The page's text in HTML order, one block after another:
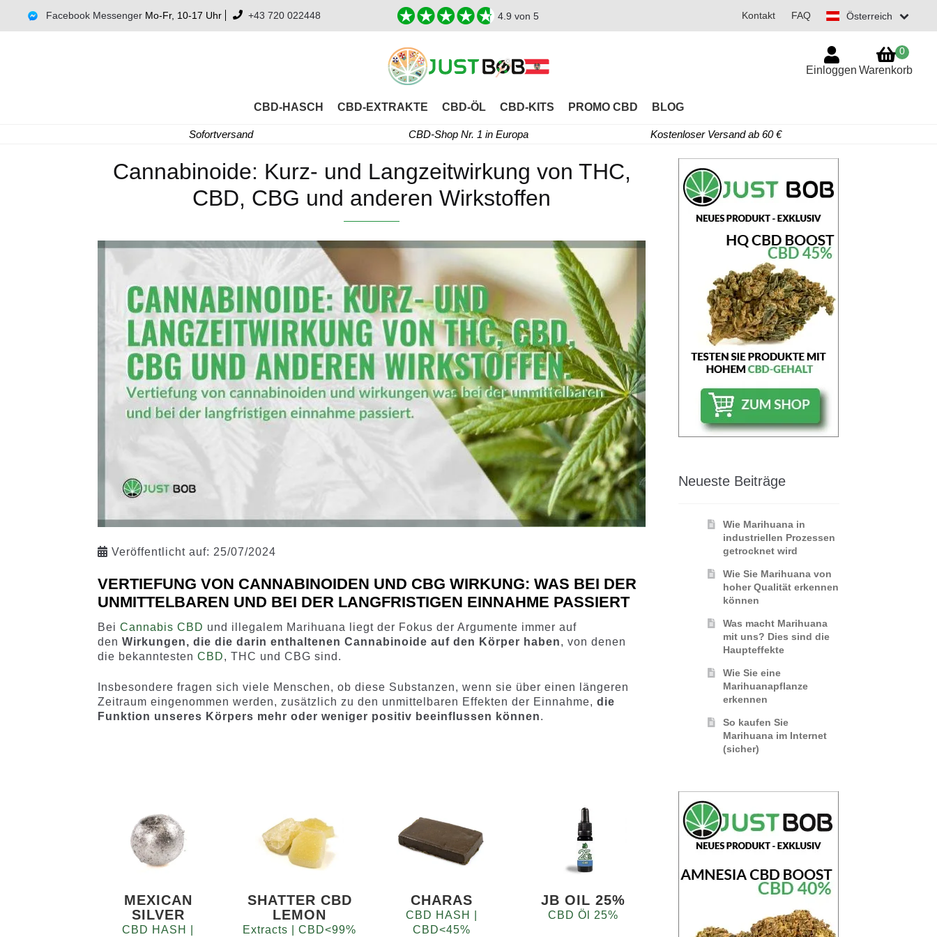
Facebook Messenger Mo-Fr, 10-17 Uhr +43 720 022448 4.9 von 5 Österreich
Kontakt FAQ
CBD-HASCH CBD-EXTRAKTE CBD-ÖL CBD-KITS PROMO CBD BLOG
Einloggen Warenkorb
0
Sofortversand CBD-Shop Nr. 1 in Europa Kostenloser Versand ab 60 €
Cannabinoide: Kurz- und Langzeitwirkung von THC,
CBD, CBG und anderen Wirkstoffen
Veröffentlicht auf: 25/07/2024
VERTIEFUNG VON CANNABINOIDEN UND CBG WIRKUNG: WAS BEI DER
UNMITTELBAREN UND BEI DER LANGFRISTIGEN EINNAHME PASSIERT
BeiCannabis CBD und illegalem Marihuana liegt der Fokus der Argumente immer auf
denWirkungen, die die darin enthaltenen Cannabinoide auf den Körper haben, von denen
die bekanntestenCBD, THC und CBG sind.
Insbesondere fragen sich viele Menschen, ob diese Substanzen, wenn sie über einen längeren
Zeitraum eingenommen werden, zusätzlich zu den unmittelbaren Effekten der Einnahme,die
Funktion unseres Körpers mehr oder weniger positiv beeinflussen können.
MEXICAN
SILVER
CBD HASH |
SHATTER CBD
LEMON
Extracts | CBD<99%
CHARAS
CBD HASH |
CBD<45%
JB OIL 25%
CBD Öl 25%
Neueste Beiträge
Wie Marihuana in
industriellen Prozessen
getrocknet wird
Wie Sie Marihuana von
hoher Qualität erkennen
können
Was macht Marihuana
mit uns? Dies sind die
Haupteffekte
Wie Sie eine
Marihuanapflanze
erkennen
So kaufen Sie
Marihuana im Internet
(sicher)